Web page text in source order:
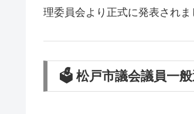
理委員会より正式に発表されま
🗳️ 松戸市議会議員一